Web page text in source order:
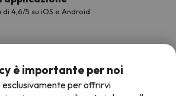
4,6/5 su iOS e Android.
è importante per noi
esclusivamente per offrirvi